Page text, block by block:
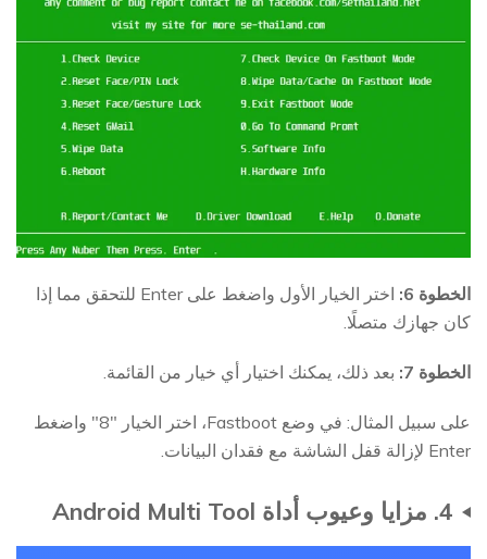
الخطوة 6:
اختر الخيار الأول واضغط على Enter للتحقق مما إذا
كان جهازك متصلًا.
الخطوة 7: بعد ذلك، يمكنك اختيار أي خيار من القائمة.
على سبيل المثال: في وضع Fastboot، اختر الخيار "8" واضغط
Enter لإزالة قفل الشاشة مع فقدان البيانات.
4. مزايا وعيوب أداة Android Multi Tool